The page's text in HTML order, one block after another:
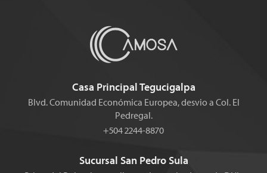
Casa Principal Tegucigalpa
Blvd. Comunidad Económica Europea, desvio a Col. El
Pedregal.
+504 2244-8870
Sucursal San Pedro Sula